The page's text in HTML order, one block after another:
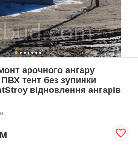
арочного ангару
тент без зупинки
відновлення ангарів